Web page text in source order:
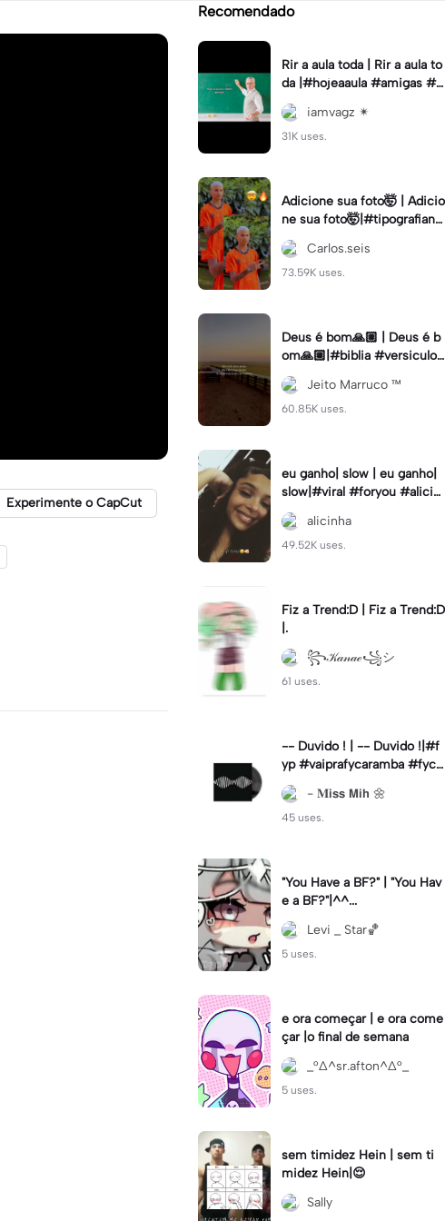
Experimente o CapCut
Recomendado
Rir a aula toda | Rir a aula to
da |#hojeaaula #amigas #tr
endtikitok #melhoresamiga
s
iamvagz ✴︎
31K uses.
Adicione sua foto🤯 | Adicio
ne sua foto🤯|#tipografiano
va #status #tipografia
Carlos.seis
73.59K uses.
Deus é bom🙏🏼 | Deus é b
om🙏🏼|#biblia #versiculo
#cristao #agro #tipografia
#fy #fypJeito Marruco ™️
60.85K uses.
eu ganho| slow | eu ganho|
slow|#viral #foryou #alicin
ha #cameralenta #slow
alicinha
49.52K uses.
Fiz a Trend:D | Fiz a Trend:D
|.
꧂𝒦𝒶𝓃𝒶ℯ꧁シ
61 uses.
-- Duvido ! | -- Duvido !|#f
yp #vaiprafycaramba #fyca
pcut #viral
- 𝐌𝗶𝘀𝘀 𝗠𝗶𝗵 🌼
45 uses.
"You Have a BF?" | "You Hav
e a BF?"|^^...
Levi _ Star🏀
5 uses.
e ora começar | e ora come
çar |o final de semana
_°∆^sr.afton^∆°_
5 uses.
sem timidez Hein | sem ti
midez Hein|😌
Sally